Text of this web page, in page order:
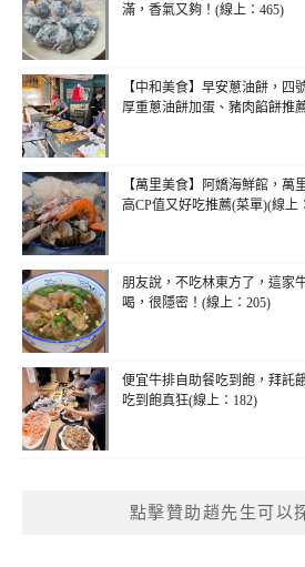
滿，香氣又夠！(線上：465)
【中和美食】早安蔥油餅，四
厚重蔥油餅加蛋、豬肉餡餅推
【萬里美食】阿嬌海鮮館，萬
高CP值又好吃推薦(菜單)(線上
朋友說，不吃林東方了，這家
喝，很隱密！(線上：205)
便宜牛排自助餐吃到飽，拜託
吃到飽真狂(線上：182)
點擊贊助趙先生可以